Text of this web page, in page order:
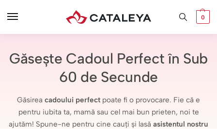
0
Găsește Cadoul Perfect în Sub
60 de Secunde
Găsirea cadoului perfect poate fi o provocare. Fie că e
pentru iubita ta, mamă sau cel mai bun prieten, noi te
ajutăm! Spune-ne pentru cine cauți și lasă asistentul nostru